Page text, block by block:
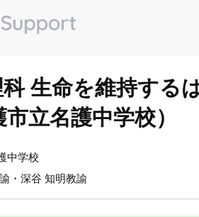
生命を維持する
市立名護中学校）
中学校
・深谷 知明教諭